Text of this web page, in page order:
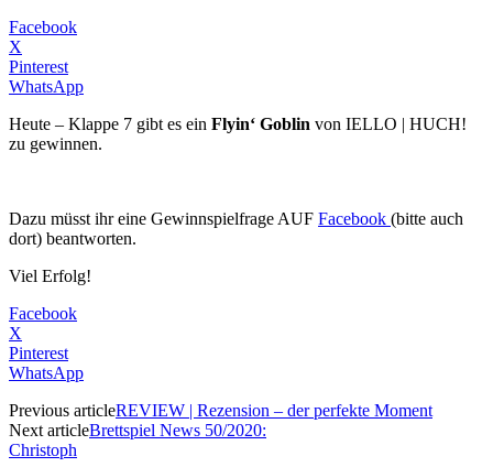
Facebook
X
Pinterest
WhatsApp
Heute – Klappe 7 gibt es ein Flyin‘ Goblin von IELLO | HUCH!
zu gewinnen.
Dazu müsst ihr eine Gewinnspielfrage AUF Facebook (bitte auch
dort) beantworten.
Viel Erfolg!
Facebook
X
Pinterest
WhatsApp
Previous articleREVIEW | Rezension – der perfekte Moment
Next articleBrettspiel News 50/2020:
Christoph